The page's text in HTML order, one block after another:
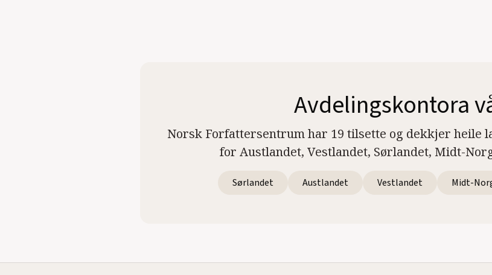
Avdelingskontora
Norsk Forfattersentrum har 19 tilsette og dekkjer heile
for Austlandet, Vestlandet, Sørlandet, Midt-
Sørlandet Austlandet Vestlandet Midt-